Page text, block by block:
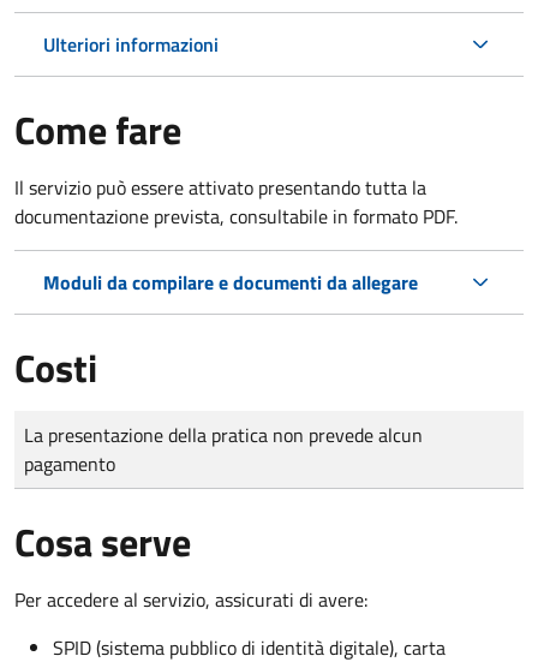
Ulteriori informazioni
Come fare
Il servizio può essere attivato presentando tutta la
documentazione prevista, consultabile in formato PDF.
Moduli da compilare e documenti da allegare
Costi
Tipo di pagamento
Importo
La presentazione della pratica non prevede alcun
pagamento
Cosa serve
Per accedere al servizio, assicurati di avere:
SPID (sistema pubblico di identità digitale), carta